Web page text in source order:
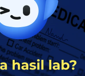
treatment
ini
berlaku